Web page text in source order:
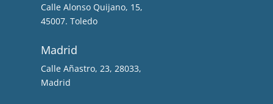
Calle Alonso Quijano, 15,
45007. Toledo
Madrid
Calle Añastro, 23, 28033,
Madrid